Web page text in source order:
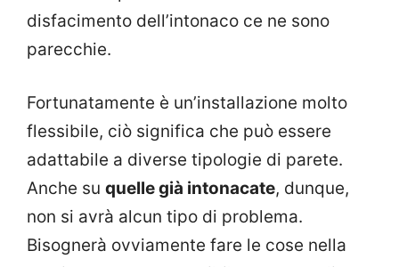
disfacimento dell’intonaco ce ne sono
parecchie.
Fortunatamente è un’installazione molto
flessibile, ciò significa che può essere
adattabile a diverse tipologie di parete.
Anche su quelle già intonacate, dunque,
non si avrà alcun tipo di problema.
Bisognerà ovviamente fare le cose nella